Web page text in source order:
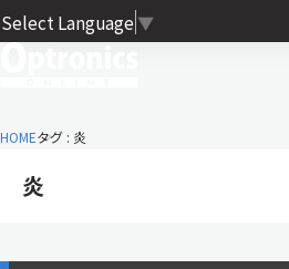
Select Language ▼
HOMEタグ : 炎
炎